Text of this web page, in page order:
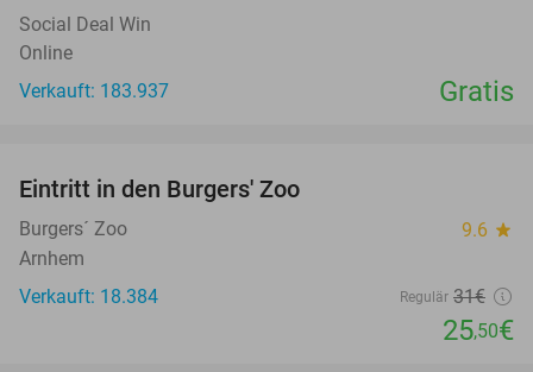
Social Deal Win
Online
Verkauft: 183.937
Gratis
Eintritt in den Burgers' Zoo
Burgers´ Zoo 9.6 star
Arnhem
Verkauft: 18.384
Regulär 31€
25,50€